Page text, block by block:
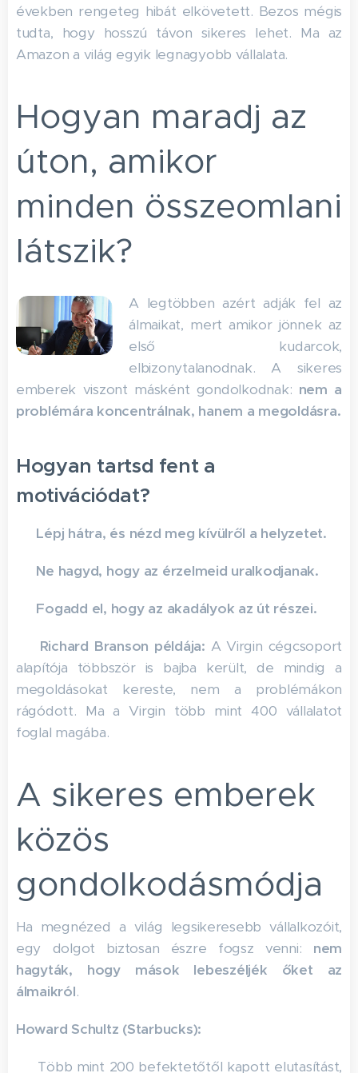
években rengeteg hibát elkövetett. Bezos mégis
tudta, hogy hosszú távon sikeres lehet. Ma az
Amazon a világ egyik legnagyobb vállalata.
Hogyan maradj az
úton, amikor
minden összeomlani
látszik?
A legtöbben azért adják fel az
álmaikat, mert amikor jönnek az
első kudarcok,
elbizonytalanodnak. A sikeres
emberek viszont másként gondolkodnak: nem a
problémára koncentrálnak, hanem a megoldásra.
Hogyan tartsd fent a
motivációdat?
Lépj hátra, és nézd meg kívülről a helyzetet.
Ne hagyd, hogy az érzelmeid uralkodjanak.
Fogadd el, hogy az akadályok az út részei.
Richard Branson példája: A Virgin cégcsoport
alapítója többször is bajba került, de mindig a
megoldásokat kereste, nem a problémákon
rágódott. Ma a Virgin több mint 400 vállalatot
foglal magába.
A sikeres emberek
közös
gondolkodásmódja
Ha megnézed a világ legsikeresebb vállalkozóit,
egy dolgot biztosan észre fogsz venni: nem
hagyták, hogy mások lebeszéljék őket az
álmaikról.
Howard Schultz (Starbucks):
☕ Több mint 200 befektetőtől kapott elutasítást,